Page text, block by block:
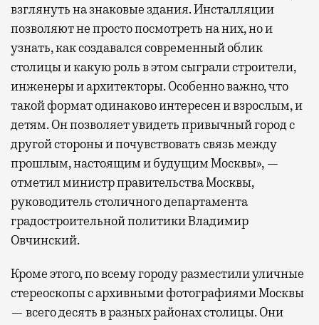
взглянуть на знаковые здания. Инсталляции
позволяют не просто посмотреть на них, но и
узнать, как создавался современный облик
столицы и какую роль в этом сыграли строители,
инженеры и архитекторы. Особенно важно, что
такой формат одинаково интересен и взрослым, и
детям. Он позволяет увидеть привычный город с
другой стороны и почувствовать связь между
прошлым, настоящим и будущим Москвы», —
отметил министр правительства Москвы,
руководитель столичного департамента
градостроительной политики Владимир
Овчинский.
Кроме этого, по всему городу разместили уличные
стереоскопы с архивными фотографиями Москвы
— всего десять в разных районах столицы. Они